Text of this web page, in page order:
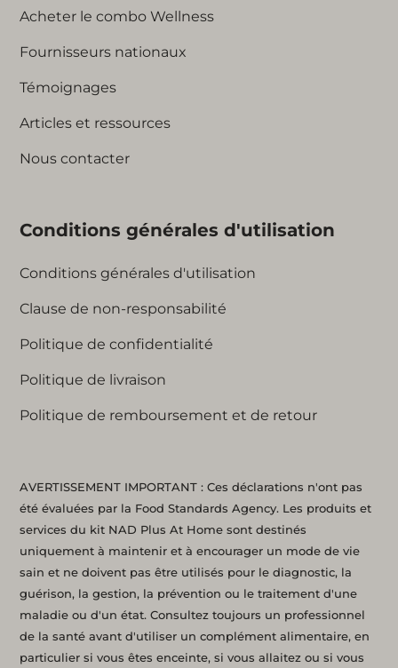
AVERTISSEMENT IMPORTANT : Ces déclarations n'ont pas
été évaluées par la Food Standards Agency. Les produits et
services du kit NAD Plus At Home sont destinés
uniquement à maintenir et à encourager un mode de vie
sain et ne doivent pas être utilisés pour le diagnostic, la
guérison, la gestion, la prévention ou le traitement d'une
maladie ou d'un état. Consultez toujours un professionnel
de la santé avant d'utiliser un complément alimentaire, en
particulier si vous êtes enceinte, si vous allaitez ou si vous
Acheter le combo Wellness
Fournisseurs nationaux
Témoignages
Articles et ressources
Nous contacter
Conditions générales d'utilisation
Conditions générales d'utilisation
Clause de non-responsabilité
Politique de confidentialité
Politique de livraison
Politique de remboursement et de retour